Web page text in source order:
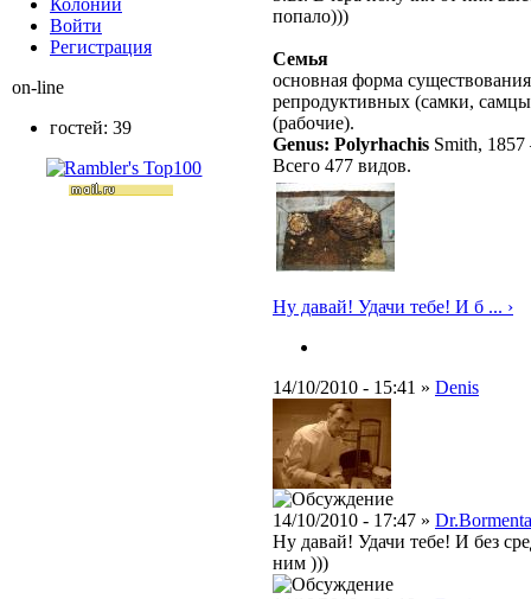
попало)))
Семья
основная форма
репродуктивных (самки,
(рабочие).
Genus: Polyrhachis Smith, 1857
Всего 477 видов.
Ну давай! Удачи тебе! И б ... ›
14/10/2010 - 15:41 » Denis
14/10/2010 - 17:47 »
Ну давай! Удачи тебе! И без
ним )))
Колонии
Войти
Peгиcтpaция
on-line
гостей: 39